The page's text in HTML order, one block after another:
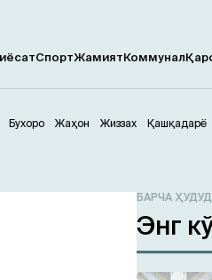
СпортЖамиятКоммунал
Бухоро Жаҳон Жиззах Қашқадарё
БАРЧА
Энг